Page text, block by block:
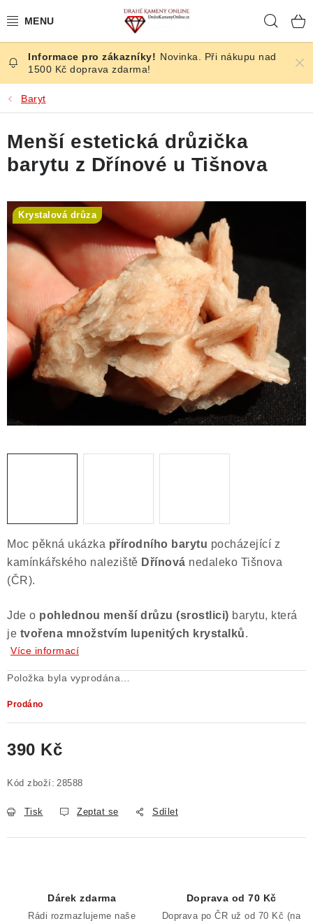
na
ČESKÉ KAMENY
ŠPERKY
KAMENY ZE SVĚTA
BROUŠENÉ
SLEVY
ÚČINKY
KRYSTALY
ČLÁNKY
NALEZIŠTĚ
NÁŠ PŘÍBĚH
VIDEOGALERIE
Ochrana osobních údajů
Výkup minerálů a drahých kamenů
Formulář pro odstoupení od smlouvy
Novinka. Při nákupu nad
1500 Kč doprava zdarma!
Baryt
Moc pěkná ukázka přírodního barytu pocházející z
kamínkářského naleziště Dřínová nedaleko Tišnova
(ČR).
Jde o pohlednou menší drůzu (srostlici) barytu, která
je tvořena množstvím lupenitých krystalků.
Více informací
Položka byla vyprodána…
Prodáno
390 Kč
Kód zboží: 28588
Tisk Zeptat se Sdílet
Menší estetická drůzička
barytu z Dřínové u Tišnova
Krystalová drůza
Dárek zdarma
Rádi rozmazlujeme naše
Doprava od 70 Kč
Doprava po ČR už od 70 Kč (na